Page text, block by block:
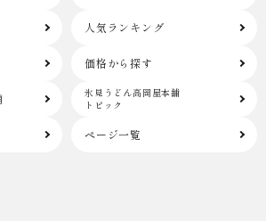
人気ランキング
価格から探す
氷見うどん高岡屋本舗
トピック
ページ一覧